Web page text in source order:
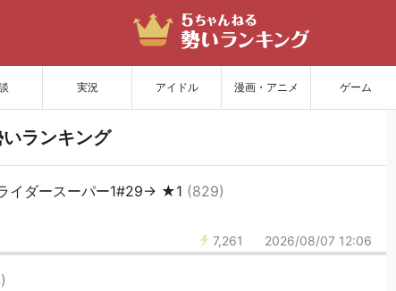
実況 アイドル 漫画・アニメ ゲーム
いランキング
イダースーパー1#29→ ★1 (829)
7,261 2026/08/07 12:06